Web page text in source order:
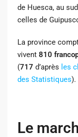
de Huesca, au
celles de
La province
vivent 810
(717 d’après les
des Statistiques).
Le